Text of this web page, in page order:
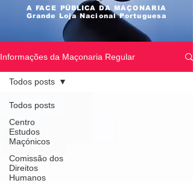
A FACE PÚBLICA DA MAÇONARIA
Grande Loja Nacional Portuguesa
Informações da Maçonaria Regular
Todos posts
Centro
Estudos
Maçónicos
Comissão dos
Direitos
Humanos
Todos posts